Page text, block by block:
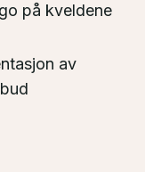
på kveldene
av